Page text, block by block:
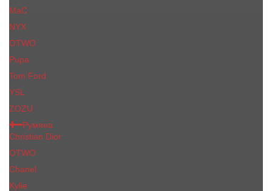
MaC
NYX
OTWO
Pupa
Tom Ford
YSL
ZOZU
Румяна
Christian Dior
OTWO
Сhanеl
Kylie